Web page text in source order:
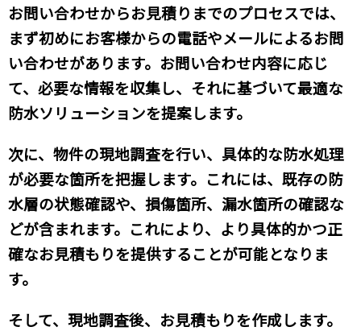
お問い合わせからお見積りまでのプロセスでは、
まず初めにお客様からの電話やメールによるお問
い合わせがあります。お問い合わせ内容に応じ
て、必要な情報を収集し、それに基づいて最適な
防水ソリューションを提案します。
次に、物件の現地調査を行い、具体的な防水処理
が必要な箇所を把握します。これには、既存の防
水層の状態確認や、損傷箇所、漏水箇所の確認な
どが含まれます。これにより、より具体的かつ正
確なお見積もりを提供することが可能となりま
す。
そして、現地調査後、お見積もりを作成します。